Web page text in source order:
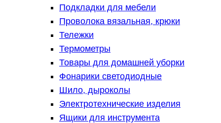
Подкладки для мебели
Проволока вязальная, крюки
Тележки
Термометры
Товары для домашней уборки
Фонарики светодиодные
Шило, дыроколы
Электротехнические изделия
Ящики для инструмента